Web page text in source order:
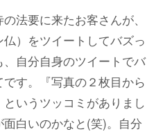
法要に来たお客さんが、
）をツイートしてバズっ
自分自身のツイートでバ
す。『写真の２枚目から
いうツッコミがありまし
白いのかなと(笑)。自分